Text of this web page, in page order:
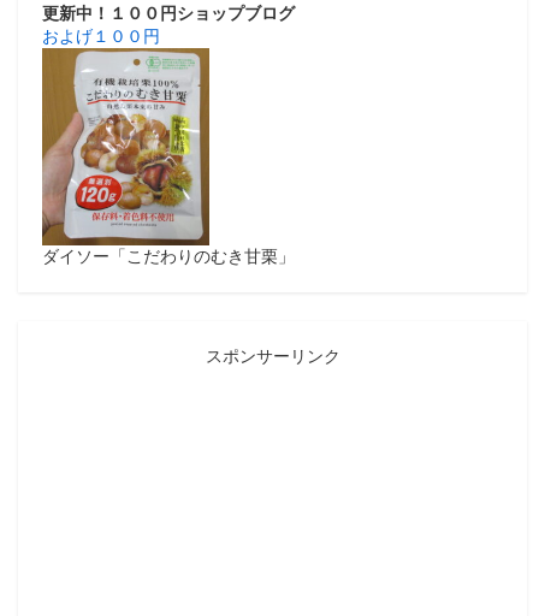
更新中！１００円ショップブログ
およげ１００円
ダイソー「こだわりのむき甘栗」
スポンサーリンク